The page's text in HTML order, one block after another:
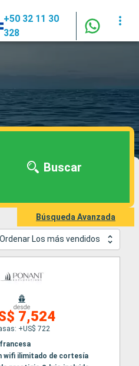
+50 32 11 30
328
Buscar
Búsqueda Avanzada
Ordenar Los más vendidos
desde
7,524
+US$ 722
wifi ilimitado de cortesía